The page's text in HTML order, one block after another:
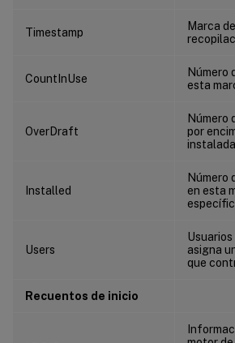
Timestamp
Marca
CountInUse
Número
esta
OverDraft
Número
por
Installed
Número
en esta
Users
Usuarios
asigna
que
Recuentos de inicio